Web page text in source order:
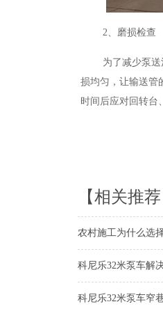
2、磨损检查
为了减少泵送
损均匀，让输送管
时间后应对回转台
【相关推荐
农村施工为什么选
科尼乐32米泵车解
科尼乐32米泵车窄